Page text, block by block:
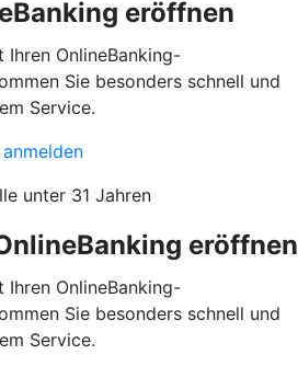
eröffnen
Ihren OnlineBanking-
Sie besonders schnell und
Service.
unter 31 Jahren
eröffnen
Ihren OnlineBanking-
Sie besonders schnell und
Service.